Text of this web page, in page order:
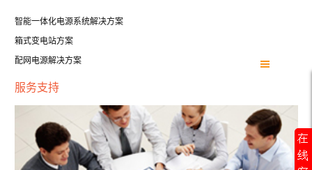
智能一体化电源系统解决方案
箱式变电站方案
配网电源解决方案
服务支持